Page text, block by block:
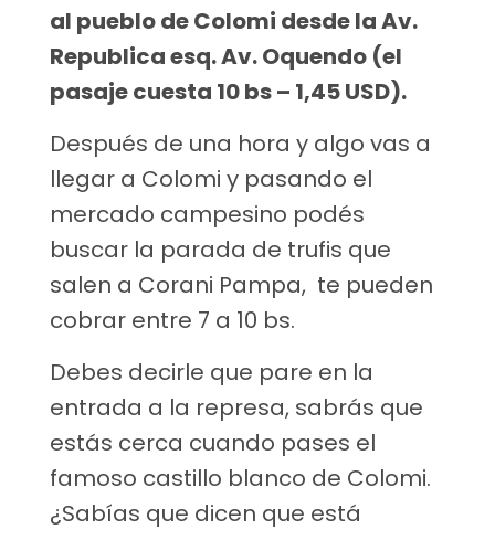
al pueblo de Colomi desde la Av.
Republica esq. Av. Oquendo (el
pasaje cuesta 10 bs – 1,45 USD).
Después de una hora y algo vas a
llegar a Colomi y pasando el
mercado campesino podés
buscar la parada de trufis que
salen a Corani Pampa, te pueden
cobrar entre 7 a 10 bs.
Debes decirle que pare en la
entrada a la represa, sabrás que
estás cerca cuando pases el
famoso castillo blanco de Colomi.
¿Sabías que dicen que está